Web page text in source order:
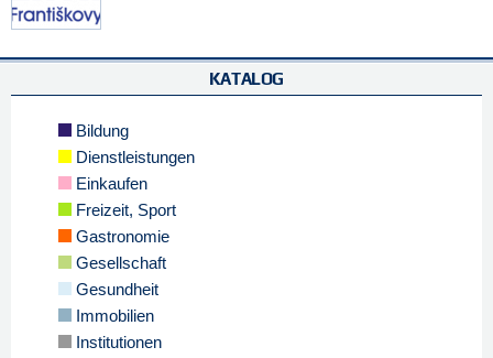
KATALOG
Bildung
Dienstleistungen
Einkaufen
Freizeit, Sport
Gastronomie
Gesellschaft
Gesundheit
Immobilien
Institutionen